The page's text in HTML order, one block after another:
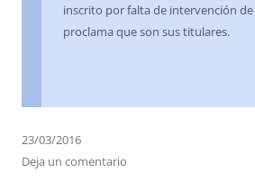
inscrito por falta de intervención de
proclama que son sus titulares.
23/03/2016
Deja un comentario